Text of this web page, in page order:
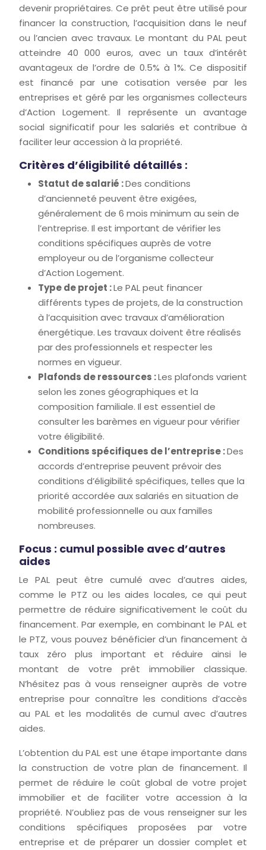
devenir propriétaires. Ce prêt peut être utilisé pour
financer la construction, l’acquisition dans le neuf
ou l’ancien avec travaux. Le montant du PAL peut
atteindre 40 000 euros, avec un taux d’intérêt
avantageux de l’ordre de 0.5% à 1%. Ce dispositif
est financé par une cotisation versée par les
entreprises et géré par les organismes collecteurs
d’Action Logement. Il représente un avantage
social significatif pour les salariés et contribue à
faciliter leur accession à la propriété.
Critères d’éligibilité détaillés :
Statut de salarié :Des conditions
d’ancienneté peuvent être exigées,
généralement de 6 mois minimum au sein de
l’entreprise. Il est important de vérifier les
conditions spécifiques auprès de votre
employeur ou de l’organisme collecteur
d’Action Logement.
Type de projet :Le PAL peut financer
différents types de projets, de la construction
à l’acquisition avec travaux d’amélioration
énergétique. Les travaux doivent être réalisés
par des professionnels et respecter les
normes en vigueur.
Plafonds de ressources :Les plafonds varient
selon les zones géographiques et la
composition familiale. Il est essentiel de
consulter les barèmes en vigueur pour vérifier
votre éligibilité.
Conditions spécifiques de l’entreprise :Des
accords d’entreprise peuvent prévoir des
conditions d’éligibilité spécifiques, telles que la
priorité accordée aux salariés en situation de
mobilité professionnelle ou aux familles
nombreuses.
Focus : cumul possible avec d’autres
aides
Le PAL peut être cumulé avec d’autres aides,
comme le PTZ ou les aides locales, ce qui peut
permettre de réduire significativement le coût du
financement. Par exemple, en combinant le PAL et
le PTZ, vous pouvez bénéficier d’un financement à
taux zéro plus important et réduire ainsi le
montant de votre prêt immobilier classique.
N’hésitez pas à vous renseigner auprès de votre
entreprise pour connaître les conditions d’accès
au PAL et les modalités de cumul avec d’autres
aides.
L’obtention du PAL est une étape importante dans
la construction de votre plan de financement. Il
permet de réduire le coût global de votre projet
immobilier et de faciliter votre accession à la
propriété. N’oubliez pas de vous renseigner sur les
conditions spécifiques proposées par votre
entreprise et de préparer un dossier complet et